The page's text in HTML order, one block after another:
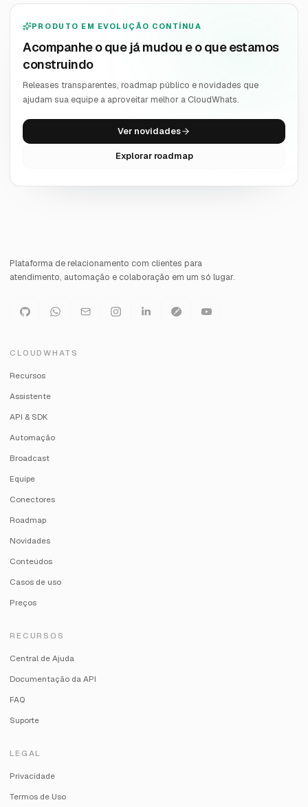
PRODUTO EM EVOLUÇÃO CONTÍNUA
Acompanhe o que já mudou e o que estamos
construindo
Releases transparentes, roadmap público e novidades que
ajudam sua equipe a aproveitar melhor a CloudWhats.
Ver novidades
Explorar roadmap
Plataforma de relacionamento com clientes para
atendimento, automação e colaboração em um só lugar.
CLOUDWHATS
Recursos
Assistente
API & SDK
Automação
Broadcast
Equipe
Conectores
Roadmap
Novidades
Conteúdos
Casos de uso
Preços
RECURSOS
Central de Ajuda
Documentação da API
FAQ
Suporte
LEGAL
Privacidade
Termos de Uso